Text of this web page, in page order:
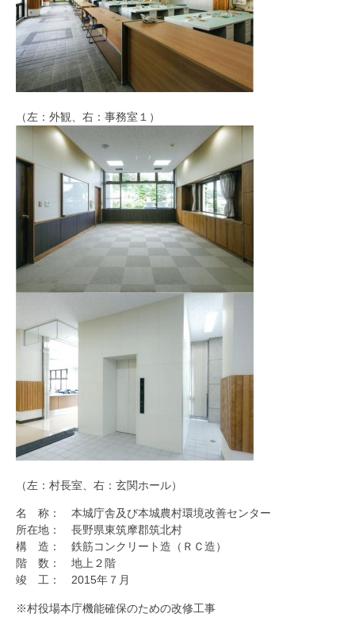
（左：外観、右：事務室１）
（左：村長室、右：玄関ホール）
名 称： 本城庁舎及び本城農村環境改善センター
所在地： 長野県東筑摩郡筑北村
構 造： 鉄筋コンクリート造（ＲＣ造）
階 数： 地上２階
竣 工： 2015年７月
※村役場本庁機能確保のための改修工事